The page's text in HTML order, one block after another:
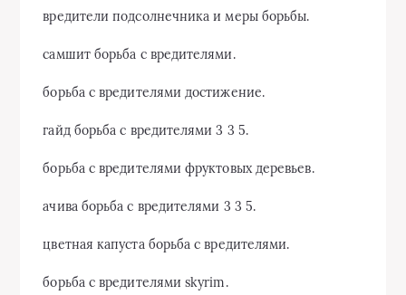
вредители подсолнечника и меры борьбы.
самшит борьба с вредителями.
борьба с вредителями достижение.
гайд борьба с вредителями 3 3 5.
борьба с вредителями фруктовых деревьев.
ачива борьба с вредителями 3 3 5.
цветная капуста борьба с вредителями.
борьба с вредителями skyrim.